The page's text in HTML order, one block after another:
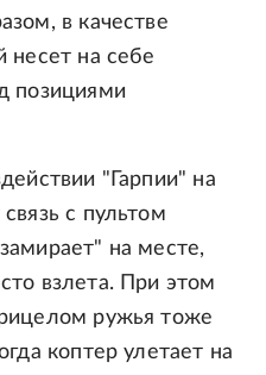
в качестве
несет на себе
позициями
"Гарпии" на
с пультом
на месте,
взлета. При этом
ружья тоже
коптер улетает на